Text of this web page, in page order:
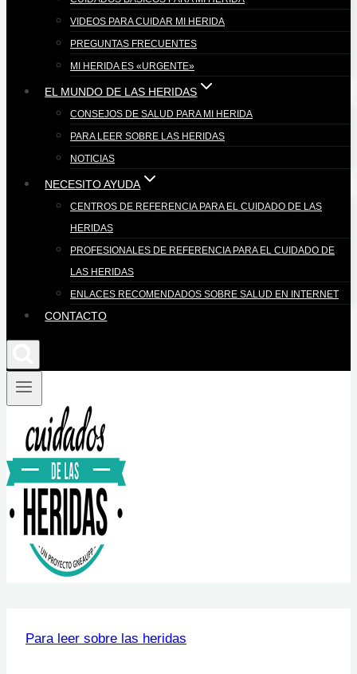
VIDEOS PARA CUIDAR MI HERIDA
PREGUNTAS FRECUENTES
MI HERIDA ES «URGENTE»
EL MUNDO DE LAS HERIDAS
CONSEJOS DE SALUD PARA MI HERIDA
PARA LEER SOBRE LAS HERIDAS
NOTICIAS
NECESITO AYUDA
CENTROS DE REFERENCIA PARA EL CUIDADO DE LAS
HERIDAS
PROFESIONALES DE REFERENCIA PARA EL CUIDADO DE
LAS HERIDAS
ENLACES RECOMENDADOS SOBRE SALUD EN INTERNET
CONTACTO
Para leer sobre las heridas